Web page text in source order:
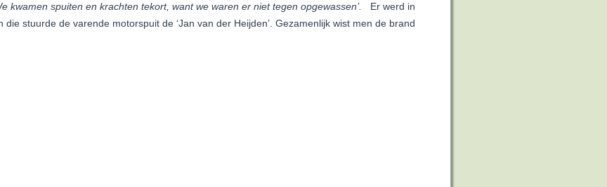
kwamen spuiten en krachten tekort, want we waren er niet tegen opgewassen’.
Er werd in
stuurde de varende motorspuit de ‘Jan van der Heijden’. Gezamenlijk wist men de brand